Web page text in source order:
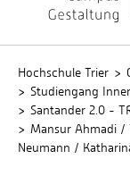
QIS
Hochschule Trier
Studiengang
Santander 2.0 -
Mansur Ahmadi /
Neumann /